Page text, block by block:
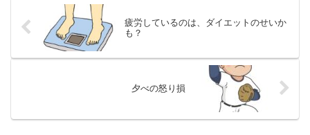
疲労しているのは、ダイエットのせいか
も？
夕べの怒り損